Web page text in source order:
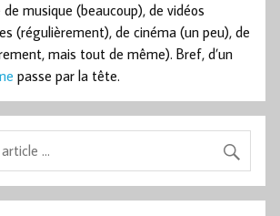
musique (beaucoup), de vidéos
(régulièrement), de cinéma (un peu), de
mais tout de même). Bref, d’un
passe par la tête.